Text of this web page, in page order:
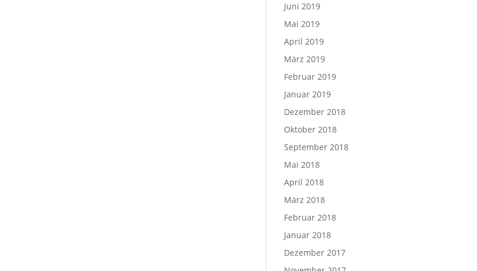
Juni 2019
Mai 2019
April 2019
März 2019
Februar 2019
Januar 2019
Dezember 2018
Oktober 2018
September 2018
Mai 2018
April 2018
März 2018
Februar 2018
Januar 2018
Dezember 2017